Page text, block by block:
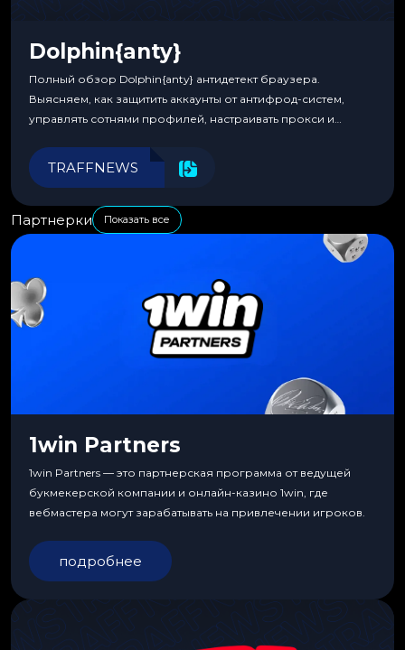
Dolphin{anty}
Полный обзор Dolphin{anty} антидетект браузера.
Выясняем, как защитить аккаунты от антифрод-систем,
управлять сотнями профилей, настраивать прокси и
эффективности.
TRAFFNEWS
Партнерки Показать все
1win Partners
1win Partners — это партнерская программа от ведущей
букмекерской компании и онлайн-казино 1win, где
вебмастера могут зарабатывать на привлечении игроков.
подробнее